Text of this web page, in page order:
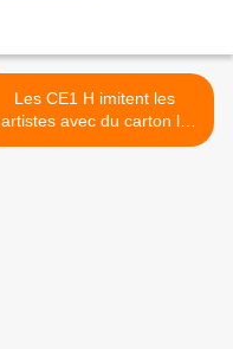
Les CE1 H imitent les
artistes avec du carton le
10 mars. >